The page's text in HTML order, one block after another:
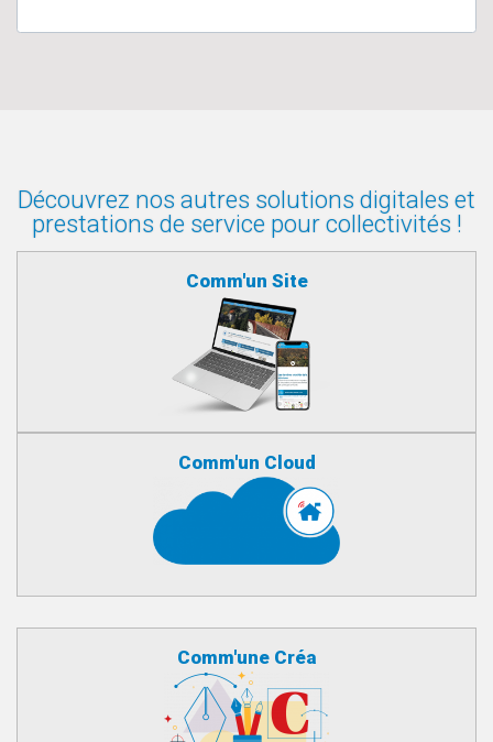
Découvrez nos autres solutions digitales et
prestations de service pour collectivités !
Comm'un Site
Comm'un Cloud
Comm'une Créa